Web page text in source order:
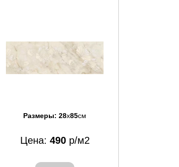
Размеры: 28x85см
Цена: 490р/м2